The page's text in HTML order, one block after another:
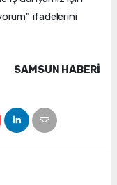
ifadelerini
SAMSUN HABERİ